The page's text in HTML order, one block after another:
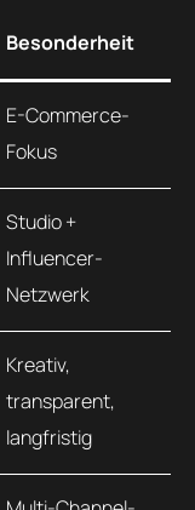
Besonderheit
E-Commerce-
Fokus
Studio +
Influencer-
Netzwerk
Kreativ,
transparent,
langfristig